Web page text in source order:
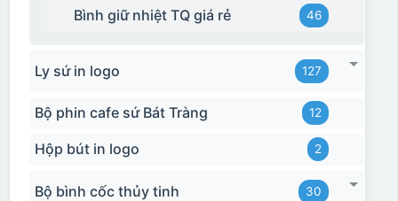
Hộp xi ly sứ
Bình giữ nhiệt TQ giá rẻ 46
Ly sứ in logo 127
Bộ phin cafe sứ Bát Tràng 12
Hộp bút in logo 2
Bộ bình cốc thủy tinh 30